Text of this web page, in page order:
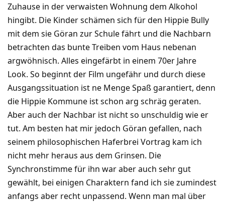
Zuhause in der verwaisten Wohnung dem Alkohol
hingibt. Die Kinder schämen sich für den Hippie Bully
mit dem sie Göran zur Schule fährt und die Nachbarn
betrachten das bunte Treiben vom Haus nebenan
argwöhnisch. Alles eingefärbt in einem 70er Jahre
Look. So beginnt der Film ungefähr und durch diese
Ausgangssituation ist ne Menge Spaß garantiert, denn
die Hippie Kommune ist schon arg schräg geraten.
Aber auch der Nachbar ist nicht so unschuldig wie er
tut. Am besten hat mir jedoch Göran gefallen, nach
seinem philosophischen Haferbrei Vortrag kam ich
nicht mehr heraus aus dem Grinsen. Die
Synchronstimme für ihn war aber auch sehr gut
gewählt, bei einigen Charaktern fand ich sie zumindest
anfangs aber recht unpassend. Wenn man mal über